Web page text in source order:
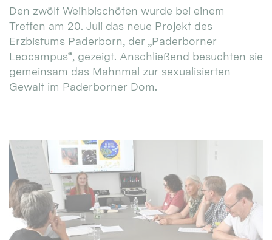
Den zwölf Weihbischöfen wurde bei einem
Treffen am 20. Juli das neue Projekt des
Erzbistums Paderborn, der „Paderborner
Leocampus“, gezeigt. Anschließend besuchten sie
gemeinsam das Mahnmal zur sexualisierten
Gewalt im Paderborner Dom.